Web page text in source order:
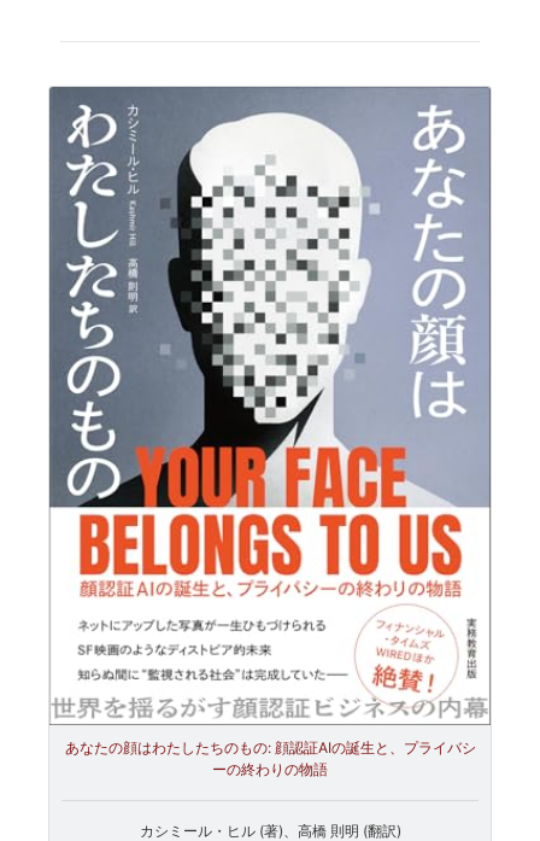
あなたの顔はわたしたちのもの: 顔認証AIの誕生と、プライバシ
ーの終わりの物語
カシミール・ヒル (著)、高橋 則明 (翻訳)